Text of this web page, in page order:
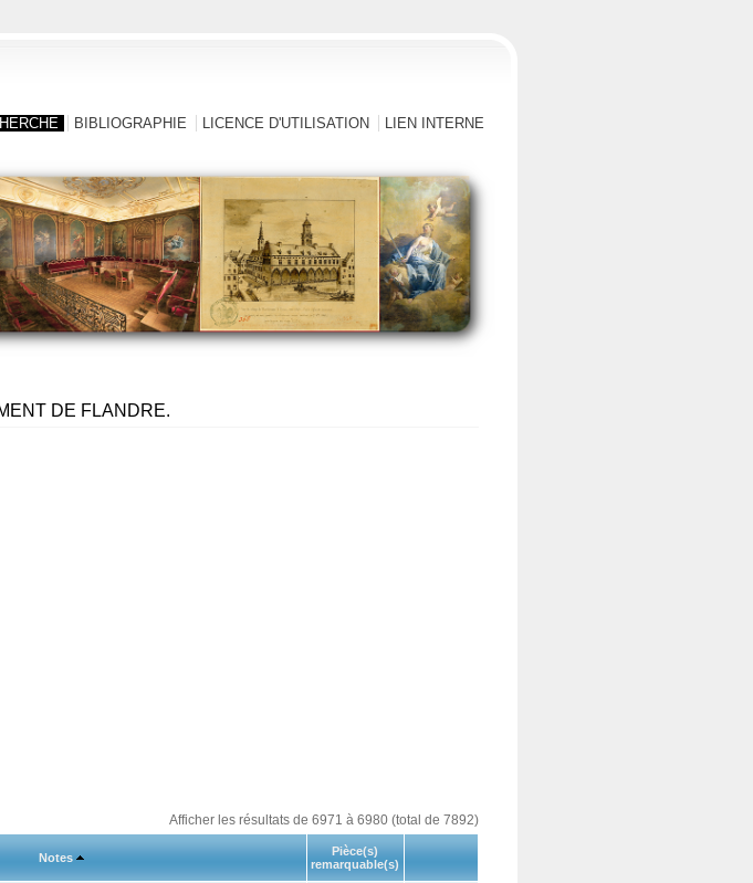
BIBLIOGRAPHIE LICENCE D'UTILISATION LIEN INTERNE
DE FLANDRE.
Afficher les résultats de 6971 à 6980 (total de 7892)
Notes
Pièce(s)
remarquable(s)